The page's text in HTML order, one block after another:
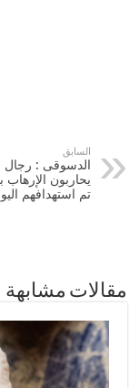
السابق
الدسوقى : رجال
يحاربون
تم استهدافهم
مقالات مشابهة